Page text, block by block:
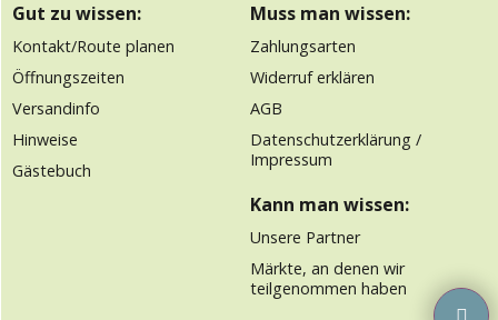
Gut zu wissen:
Kontakt/Route planen
Öffnungszeiten
Versandinfo
Hinweise
Gästebuch
Muss man wissen:
Zahlungsarten
Widerruf erklären
AGB
Datenschutzerklärung /
Impressum
Kann man wissen:
Unsere Partner
Märkte, an denen wir
teilgenommen haben